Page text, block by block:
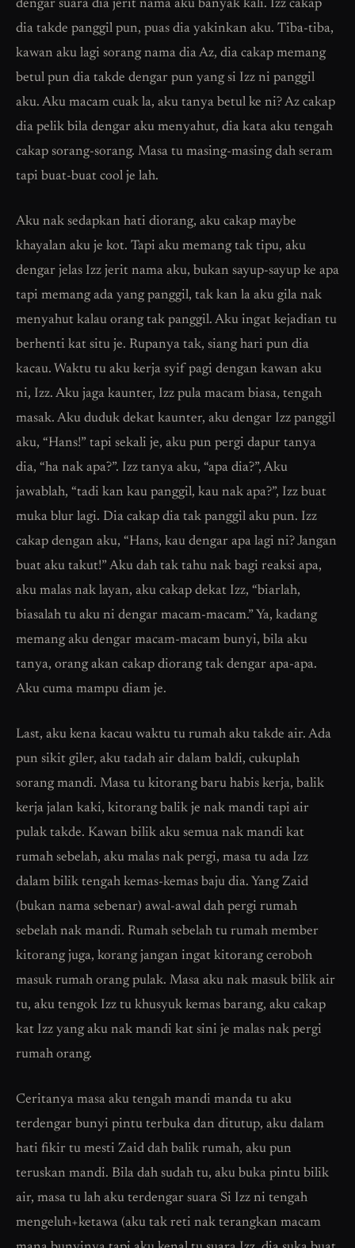
dengar suara dia jerit nama aku banyak kali. Izz cakap
dia takde panggil pun, puas dia yakinkan aku. Tiba-tiba,
kawan aku lagi sorang nama dia Az, dia cakap memang
betul pun dia takde dengar pun yang si Izz ni panggil
aku. Aku macam cuak la, aku tanya betul ke ni? Az cakap
dia pelik bila dengar aku menyahut, dia kata aku tengah
cakap sorang-sorang. Masa tu masing-masing dah seram
tapi buat-buat cool je lah.
Aku nak sedapkan hati diorang, aku cakap maybe
khayalan aku je kot. Tapi aku memang tak tipu, aku
dengar jelas Izz jerit nama aku, bukan sayup-sayup ke apa
tapi memang ada yang panggil, tak kan la aku gila nak
menyahut kalau orang tak panggil. Aku ingat kejadian tu
berhenti kat situ je. Rupanya tak, siang hari pun dia
kacau. Waktu tu aku kerja syif pagi dengan kawan aku
ni, Izz. Aku jaga kaunter, Izz pula macam biasa, tengah
masak. Aku duduk dekat kaunter, aku dengar Izz panggil
aku, “Hans!” tapi sekali je, aku pun pergi dapur tanya
dia, “ha nak apa?”. Izz tanya aku, “apa dia?”, Aku
jawablah, “tadi kan kau panggil, kau nak apa?”, Izz buat
muka blur lagi. Dia cakap dia tak panggil aku pun. Izz
cakap dengan aku, “Hans, kau dengar apa lagi ni? Jangan
buat aku takut!” Aku dah tak tahu nak bagi reaksi apa,
aku malas nak layan, aku cakap dekat Izz, “biarlah,
biasalah tu aku ni dengar macam-macam.” Ya, kadang
memang aku dengar macam-macam bunyi, bila aku
tanya, orang akan cakap diorang tak dengar apa-apa.
Aku cuma mampu diam je.
Last, aku kena kacau waktu tu rumah aku takde air. Ada
pun sikit giler, aku tadah air dalam baldi, cukuplah
sorang mandi. Masa tu kitorang baru habis kerja, balik
kerja jalan kaki, kitorang balik je nak mandi tapi air
pulak takde. Kawan bilik aku semua nak mandi kat
rumah sebelah, aku malas nak pergi, masa tu ada Izz
dalam bilik tengah kemas-kemas baju dia. Yang Zaid
(bukan nama sebenar) awal-awal dah pergi rumah
sebelah nak mandi. Rumah sebelah tu rumah member
kitorang juga, korang jangan ingat kitorang ceroboh
masuk rumah orang pulak. Masa aku nak masuk bilik air
tu, aku tengok Izz tu khusyuk kemas barang, aku cakap
kat Izz yang aku nak mandi kat sini je malas nak pergi
rumah orang.
Ceritanya masa aku tengah mandi manda tu aku
terdengar bunyi pintu terbuka dan ditutup, aku dalam
hati fikir tu mesti Zaid dah balik rumah, aku pun
teruskan mandi. Bila dah sudah tu, aku buka pintu bilik
air, masa tu lah aku terdengar suara Si Izz ni tengah
mengeluh+ketawa (aku tak reti nak terangkan macam